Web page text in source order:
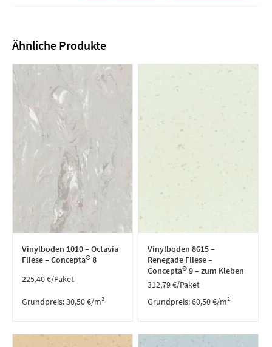
Ähnliche Produkte
Vinylboden 1010 – Octavia
Fliese – Concepta© 8
225,40€/Paket
Grundpreis:30,50€/m²
Vinylboden 8615 –
Renegade Fliese –
Concepta© 9 – zum Kleben
312,79€/Paket
Grundpreis:60,50€/m²